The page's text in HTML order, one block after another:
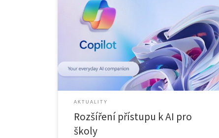
Tisková zpráva | Rozšíření přístupu k AI pro školy
Copilot pro Microsoft 365 (AI pomocník) je k dispozici i
pro zákazníky z oblasti školství Microsoft pro vysoké
školství | Od března je pro zaměstnance škol k
dispozici velice užitečný pomocník využívající umělou
inteligenci – Copilot pro Microsoft 365. Jedná se […]
AKTUALITY
Rozšíření přístupu k AI pro
školy